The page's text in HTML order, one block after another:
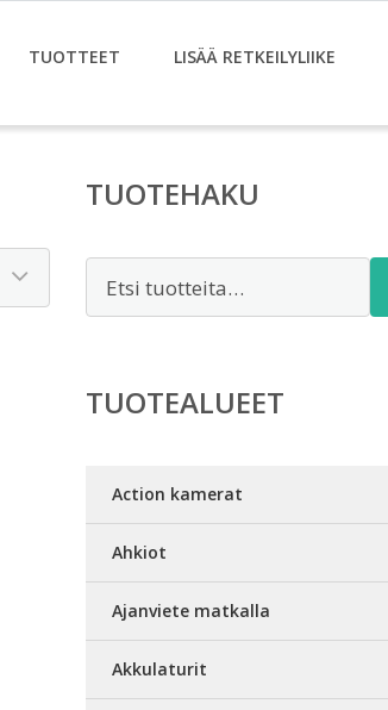
TUOTTEET LISÄÄ RETKEILYLIIKE
TUOTEHAKU
TUOTEALUEET
Action kamerat
Ahkiot
Ajanviete matkalla
Akkulaturit